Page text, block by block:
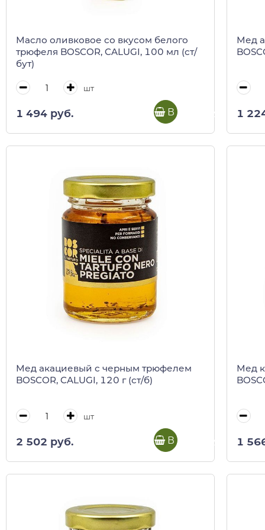
Масло оливковое со вкусом белого
трюфеля BOSCOR, CALUGI, 100 мл (ст/
бут)
шт
1 494 руб. В корзину
Мед
1
Мед акациевый с черным трюфелем
BOSCOR, CALUGI, 120 г (ст/б)
шт
2 502 руб. В корзину
Мед
1